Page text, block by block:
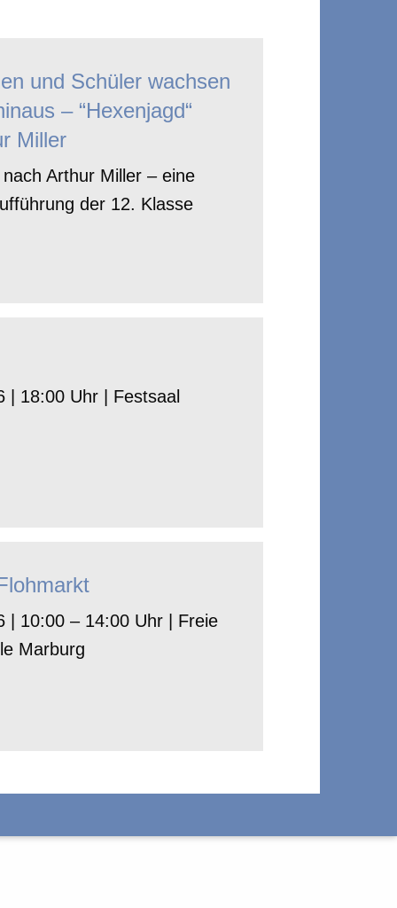
und Schüler wachsen
– “Hexenjagd“
Miller
nach Arthur Miller – eine
der 12. Klasse
| 18:00 Uhr | Festsaal
| 10:00 – 14:00 Uhr | Freie
Marburg